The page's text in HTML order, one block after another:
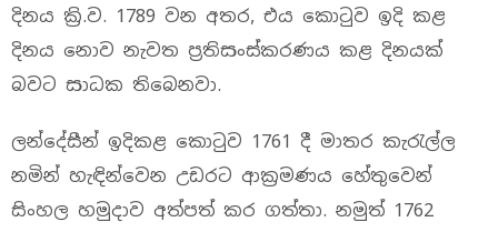
දිනය ක්‍රි.ව. 1789 වන අතර, එය ‍කොටුව ඉදි කළ
දිනය ‍නොව නැවත ප්‍රතිසංස්කරණය කළ දිනයක්
බවට සාධක තිබෙනවා.
ලන්දේසීන් ඉදිකළ ‍කොටුව 1761 දී මාතර කැරැල්ල
නමින් හැඳින්වෙන උඩරට ආක්‍රමණය හේතු‍‍වෙන්
සිංහල හමුදාව අත්පත් කර ගත්තා. නමුත් 1762